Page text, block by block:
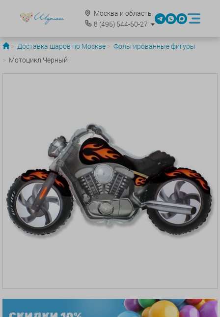
Москва и область
8 (495)544-50-27
Доставка шаров по Москве
Фольгированные фигуры
Мотоцикл Черный